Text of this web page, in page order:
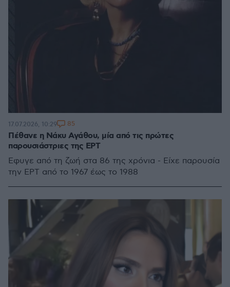
Πέθανε η Νάκυ Αγάθου, μία από τις πρώτες
παρουσιάστριες της ΕΡΤ
Έφυγε από τη ζωή στα 86 της χρόνια - Είχε παρουσία
την ΕΡΤ από το 1967 έως το 1988
17.07.2026, 10:29 85